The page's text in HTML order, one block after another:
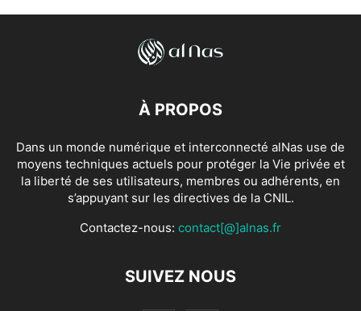
À PROPOS
Dans un monde numérique et interconnecté alNas use de
moyens techniques actuels pour protéger la Vie privée et
la liberté de ses utilisateurs, membres ou adhérents, en
s’appuyant sur les directives de la CNIL.
Contactez-nous: contact[@]alnas.fr
SUIVEZ NOUS